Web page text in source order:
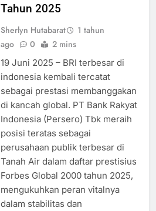
Tahun 2025
Sherlyn Hutabarat
1 tahun
ago
0 2 mins
19 Juni 2025 – BRI terbesar di
indonesia kembali tercatat
sebagai prestasi membanggakan
di kancah global. PT Bank Rakyat
Indonesia (Persero) Tbk meraih
posisi teratas sebagai
perusahaan publik terbesar di
Tanah Air dalam daftar prestisius
Forbes Global 2000 tahun 2025,
mengukuhkan peran vitalnya
dalam stabilitas dan